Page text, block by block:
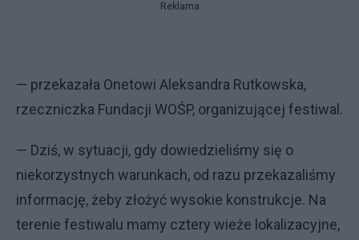
Reklama
— przekazała Onetowi Aleksandra Rutkowska,
rzeczniczka Fundacji WOŚP, organizującej festiwal.
— Dziś, w sytuacji, gdy dowiedzieliśmy się o
niekorzystnych warunkach, od razu przekazaliśmy
informację, żeby złożyć wysokie konstrukcje. Na
terenie festiwalu mamy cztery wieże lokalizacyjne,